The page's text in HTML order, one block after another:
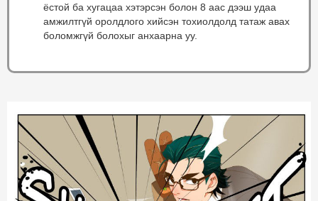
ёстой ба хугацаа хэтэрсэн болон 8 аас дээш удаа
амжилтгүй оролдлого хийсэн тохиолдолд татаж авах
боломжгүй болохыг анхаарна уу.